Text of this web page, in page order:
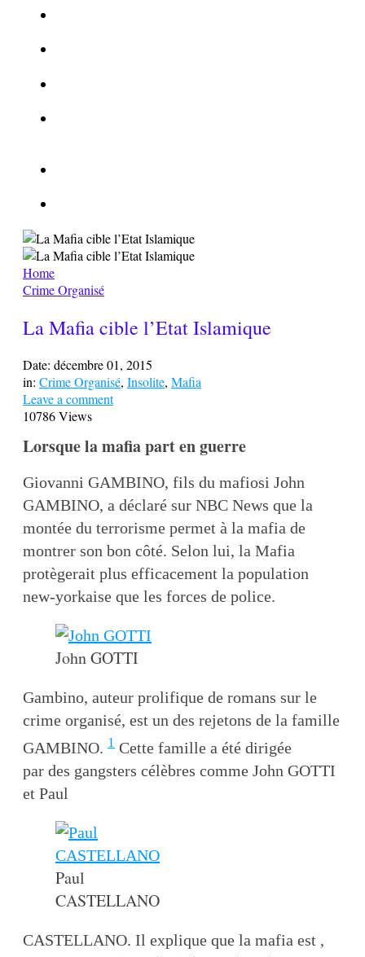
Home
Crime Organisé
La Mafia cible l’Etat Islamique
Date: décembre 01, 2015
in: Crime Organisé, Insolite, Mafia
Leave a comment
10786 Views
Lorsque la mafia part en guerre
Giovanni GAMBINO, fils du mafiosi John
GAMBINO, a déclaré sur NBC News que la
montée du terrorisme permet à la mafia de
montrer son bon côté. Selon lui, la Mafia
protègerait plus efficacement la population
new-yorkaise que les forces de police.
John GOTTI
Gambino, auteur prolifique de romans sur le
crime organisé, est un des rejetons de la famille
GAMBINO. 1 Cette famille a été dirigée
par des gangsters célèbres comme John GOTTI
et Paul
Paul
CASTELLANO
CASTELLANO. Il explique que la mafia est ,